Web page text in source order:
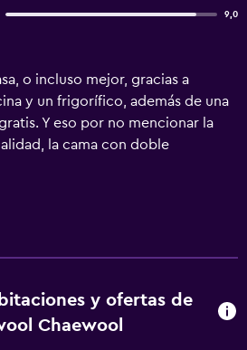
9,0
o incluso mejor, gracias a
y un frigorífico, además de una
Y eso por no mencionar la
la cama con doble
y las toallas.
y ofertas de
Chaewool